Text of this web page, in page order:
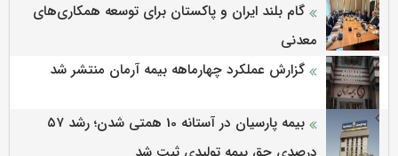
گام بلند ایران و پاکستان برای توسعه همکاری‌های
معدنی
گزارش عملکرد چهارماهه بیمه آرمان منتشر شد
بیمه پارسیان در آستانه 10 همتی شدن؛ رشد ۵۷